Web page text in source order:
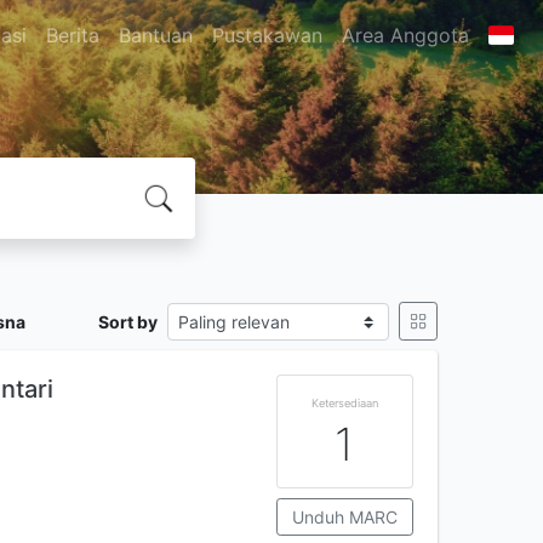
Berita Bantuan Pustakawan Area Anggota
Sort by
Ketersediaan
1
Unduh MARC